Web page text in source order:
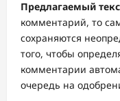
Предлагаемый
комментарий, то
сохраняются
того, чтобы
комментарии
очередь на